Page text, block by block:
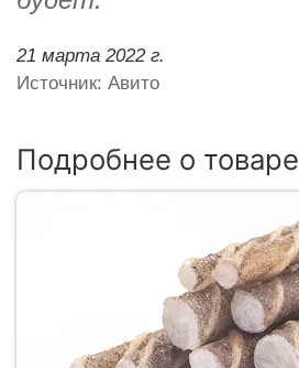
21 марта 2022 г.
Источник: Авито
Подробнее о товаре